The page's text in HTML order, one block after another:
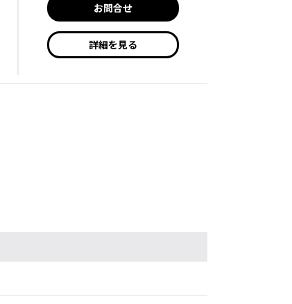
お問合せ
詳細を見る